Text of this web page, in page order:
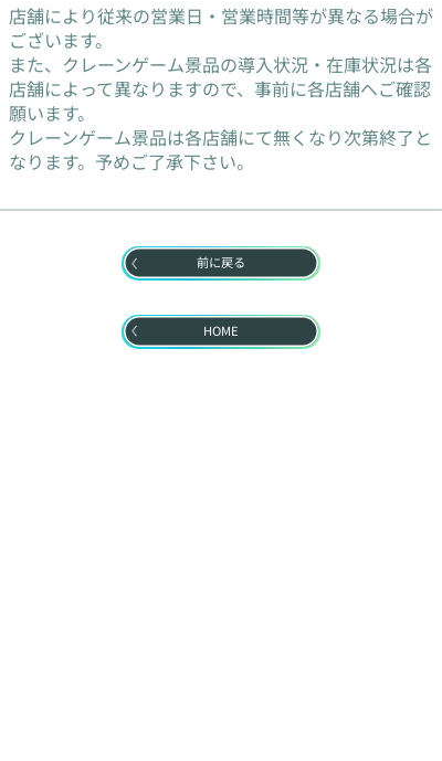
店舗により従来の営業日・営業時間等が異なる場合が
ございます。
また、クレーンゲーム景品の導入状況・在庫状況は各
店舗によって異なりますので、事前に各店舗へご確認
願います。
クレーンゲーム景品は各店舗にて無くなり次第終了と
なります。予めご了承下さい。
前に戻る
HOME